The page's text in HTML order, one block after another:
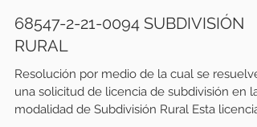
68547-2-21-0094 SUBDIVISIÓN
RURAL
Resolución por medio de la cual se resuelve
una solicitud de licencia de subdivisión en la
modalidad de Subdivisión Rural Esta